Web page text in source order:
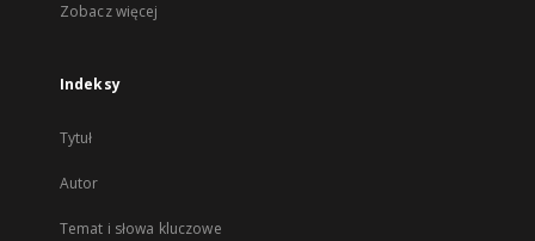
Zobacz więcej
Indeksy
Tytuł
Autor
Temat i słowa kluczowe